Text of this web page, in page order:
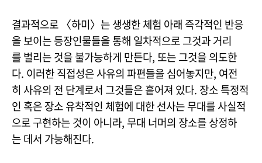
결과적으로 〈하미〉는 생생한 체험 아래 즉각적인 반응
을 보이는 등장인물들을 통해 일차적으로 그것과 거리
를 벌리는 것을 불가능하게 만든다, 또는 그것을 의도한
다. 이러한 직접성은 사유의 파편들을 심어놓지만, 여전
히 사유의 전 단계로서 그것들은 흩어져 있다. 장소 특정적
인 혹은 장소 유착적인 체험에 대한 선사는 무대를 사실적
으로 구현하는 것이 아니라, 무대 너머의 장소를 상정하
는 데서 가능해진다.